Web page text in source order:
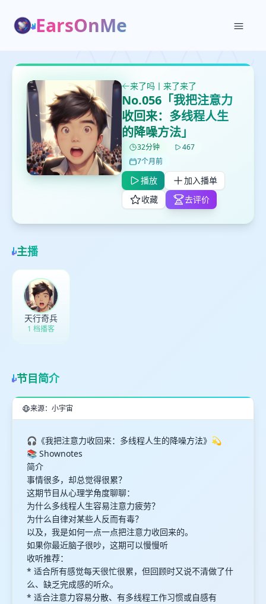
EarsOnMe
来了吗丨来了来了
No.056「我把注意力
收回来：多线程人生
的降噪方法」
32分钟
467
7个月前
播放
加入播单
收藏
去评价
主播
天行奇兵
1 档播客
节目简介
来源：小宇宙
🎧《我把注意力收回来：多线程人生的降噪方法》💫
📚 Shownotes
简介
事情很多，却总觉得很累？
这期节目从心理学角度聊聊：
为什么多线程人生容易注意力疲劳？
为什么自律对某些人反而有毒？
以及，我是如何一点一点把注意力收回来的。
如果你最近脑子很吵，这期可以慢慢听
收听推荐：
* 适合所有感觉每天很忙很累，但回顾时又说不清做了什
么、缺乏完成感的听众。
* 适合注意力容易分散、有多线程工作习惯或自感有
✕
打分
鼠标下留人
✕
删除确认
取消
✕
加入播单